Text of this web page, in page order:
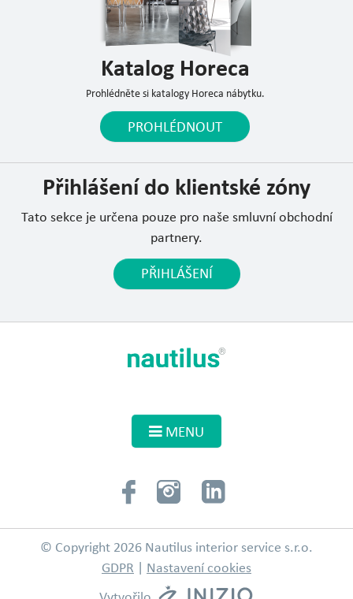
Katalog Horeca
Prohlédněte si katalogy Horeca nábytku.
PROHLÉDNOUT
Přihlášení do klientské zóny
Tato sekce je určena pouze pro naše smluvní obchodní
partnery.
PŘIHLÁŠENÍ
MENU
© Copyright 2026 Nautilus interior service s.r.o.
GDPR
Nastavení cookies